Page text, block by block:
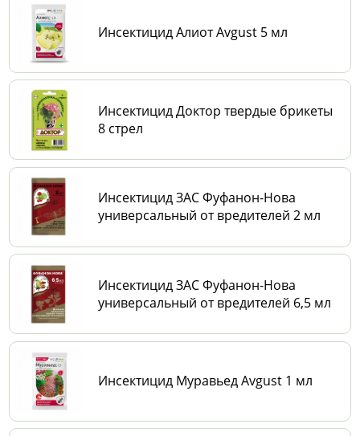
Инсектицид Алиот Avgust 5 мл
Инсектицид Доктор твердые брикеты
8 стрел
Инсектицид ЗАС Фуфанон-Нова
универсальный от вредителей 2 мл
Инсектицид ЗАС Фуфанон-Нова
универсальный от вредителей 6,5 мл
Инсектицид Муравьед Avgust 1 мл